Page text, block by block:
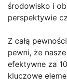
środowisko i
perspektywie
Z całą
pewni, że
efektywne za
kluczowe